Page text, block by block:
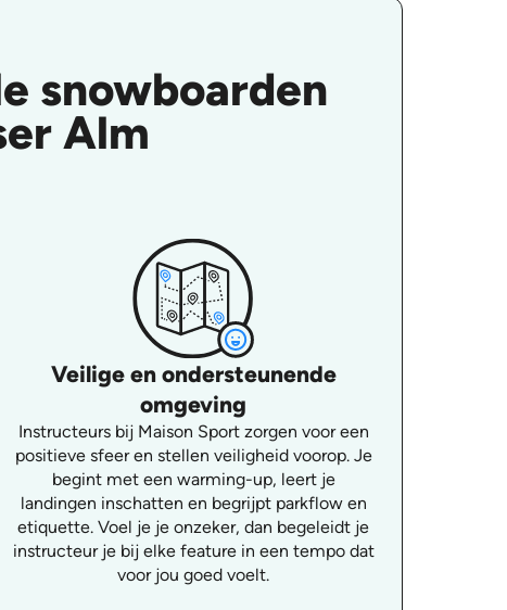
snowboarden
Alm
Veilige en ondersteunende
omgeving
Instructeurs bij Maison Sport zorgen voor een
positieve sfeer en stellen veiligheid voorop. Je
begint met een warming-up, leert je
landingen inschatten en begrijpt parkflow en
etiquette. Voel je je onzeker, dan begeleidt je
instructeur je bij elke feature in een tempo dat
voor jou goed voelt.